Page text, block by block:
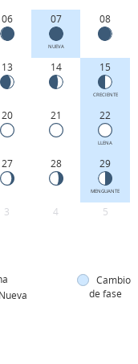
06 07
NUEVA
08
13 14 15
CRECIENTE
20 21 22
LLENA
27 28 29
MENGUANTE
3 4 5
Cambio
de fase